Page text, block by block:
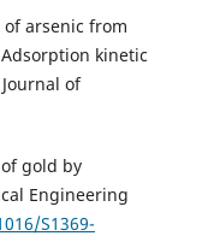
of arsenic from
kinetic
of
gold by
Engineering
S1369-